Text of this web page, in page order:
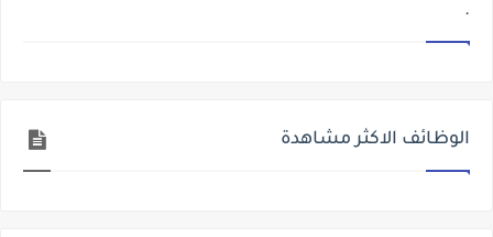
.
الوظائف الاكثر مشاهدة